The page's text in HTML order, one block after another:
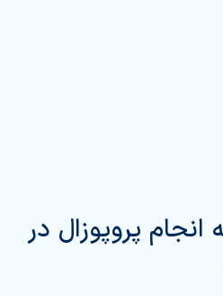
انجام پروپوزال در